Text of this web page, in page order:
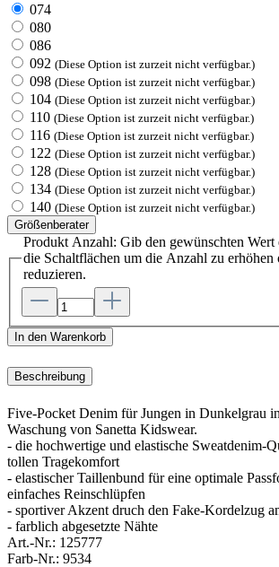
074
080
086
092 (Diese Option ist zurzeit nicht verfügbar.)
098 (Diese Option ist zurzeit nicht verfügbar.)
104 (Diese Option ist zurzeit nicht verfügbar.)
110 (Diese Option ist zurzeit nicht verfügbar.)
116 (Diese Option ist zurzeit nicht verfügbar.)
122 (Diese Option ist zurzeit nicht verfügbar.)
128 (Diese Option ist zurzeit nicht verfügbar.)
134 (Diese Option ist zurzeit nicht verfügbar.)
140 (Diese Option ist zurzeit nicht verfügbar.)
Größenberater
Produkt Anzahl: Gib den gewünschten Wert
die Schaltflächen um die Anzahl zu erhöhen
reduzieren.
In den Warenkorb
Beschreibung
Five-Pocket Denim für Jungen in Dunkelgrau
Waschung von Sanetta Kidswear.
- die hochwertige und elastische Sweatdenim-
tollen Tragekomfort
- elastischer Taillenbund für eine optimale
einfaches Reinschlüpfen
- sportiver Akzent druch den Fake-Kordelzug
- farblich abgesetzte Nähte
Art.-Nr.: 125777
Farb-Nr.: 9534